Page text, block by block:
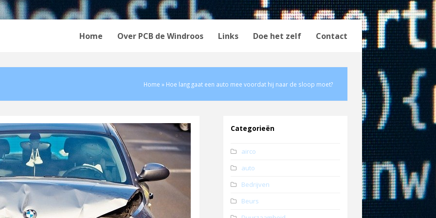
Home Over PCB de Windroos Links Doe het zelf Contact
Home » Hoe lang gaat een auto mee voordat hij naar de sloop moet?
Categorieën
airco
auto
Bedrijven
Beurs